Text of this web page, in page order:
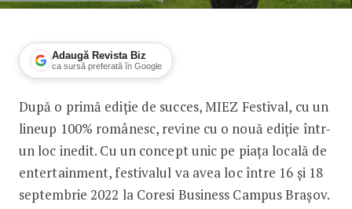
Adaugă Revista Biz
ca sursă preferată în Google
Primul festival 100% românesc.
După o primă ediție de succes, MIEZ Festival, cu un
lineup 100% românesc, revine cu o nouă ediție într-
un loc inedit. Cu un concept unic pe piața locală de
entertainment, festivalul va avea loc între 16 și 18
septembrie 2022 la Coresi Business Campus Brașov.